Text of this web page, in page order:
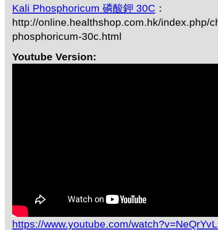
Kali Phosphoricum 磷酸鉀 30C ：
http://online.healthshop.com.hk/index.php/
phosphoricum-30c.html
Youtube Version:
https://www.youtube.com/